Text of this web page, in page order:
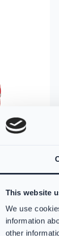
This website
We use
information
other